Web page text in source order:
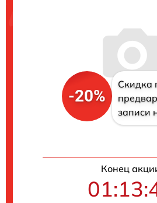
-20%
Скидка
записи
Конец